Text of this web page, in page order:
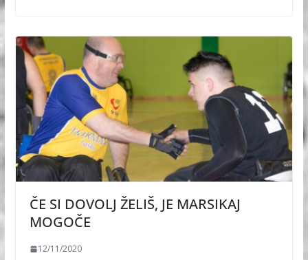
ČE SI DOVOLJ ŽELIŠ, JE MARSIKAJ
MOGOČE
12/11/2020